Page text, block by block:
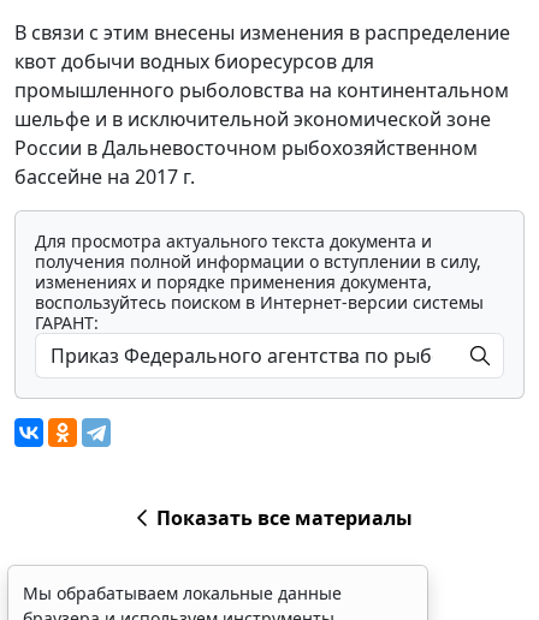
В связи с этим внесены изменения в распределение
квот добычи водных биоресурсов для
промышленного рыболовства на континентальном
шельфе и в исключительной экономической зоне
России в Дальневосточном рыбохозяйственном
бассейне на 2017 г.
Для просмотра актуального текста документа и
получения полной информации о вступлении в силу,
изменениях и порядке применения документа,
воспользуйтесь поиском в Интернет-версии системы
ГАРАНТ:
Показать все материалы
Мы обрабатываем локальные данные